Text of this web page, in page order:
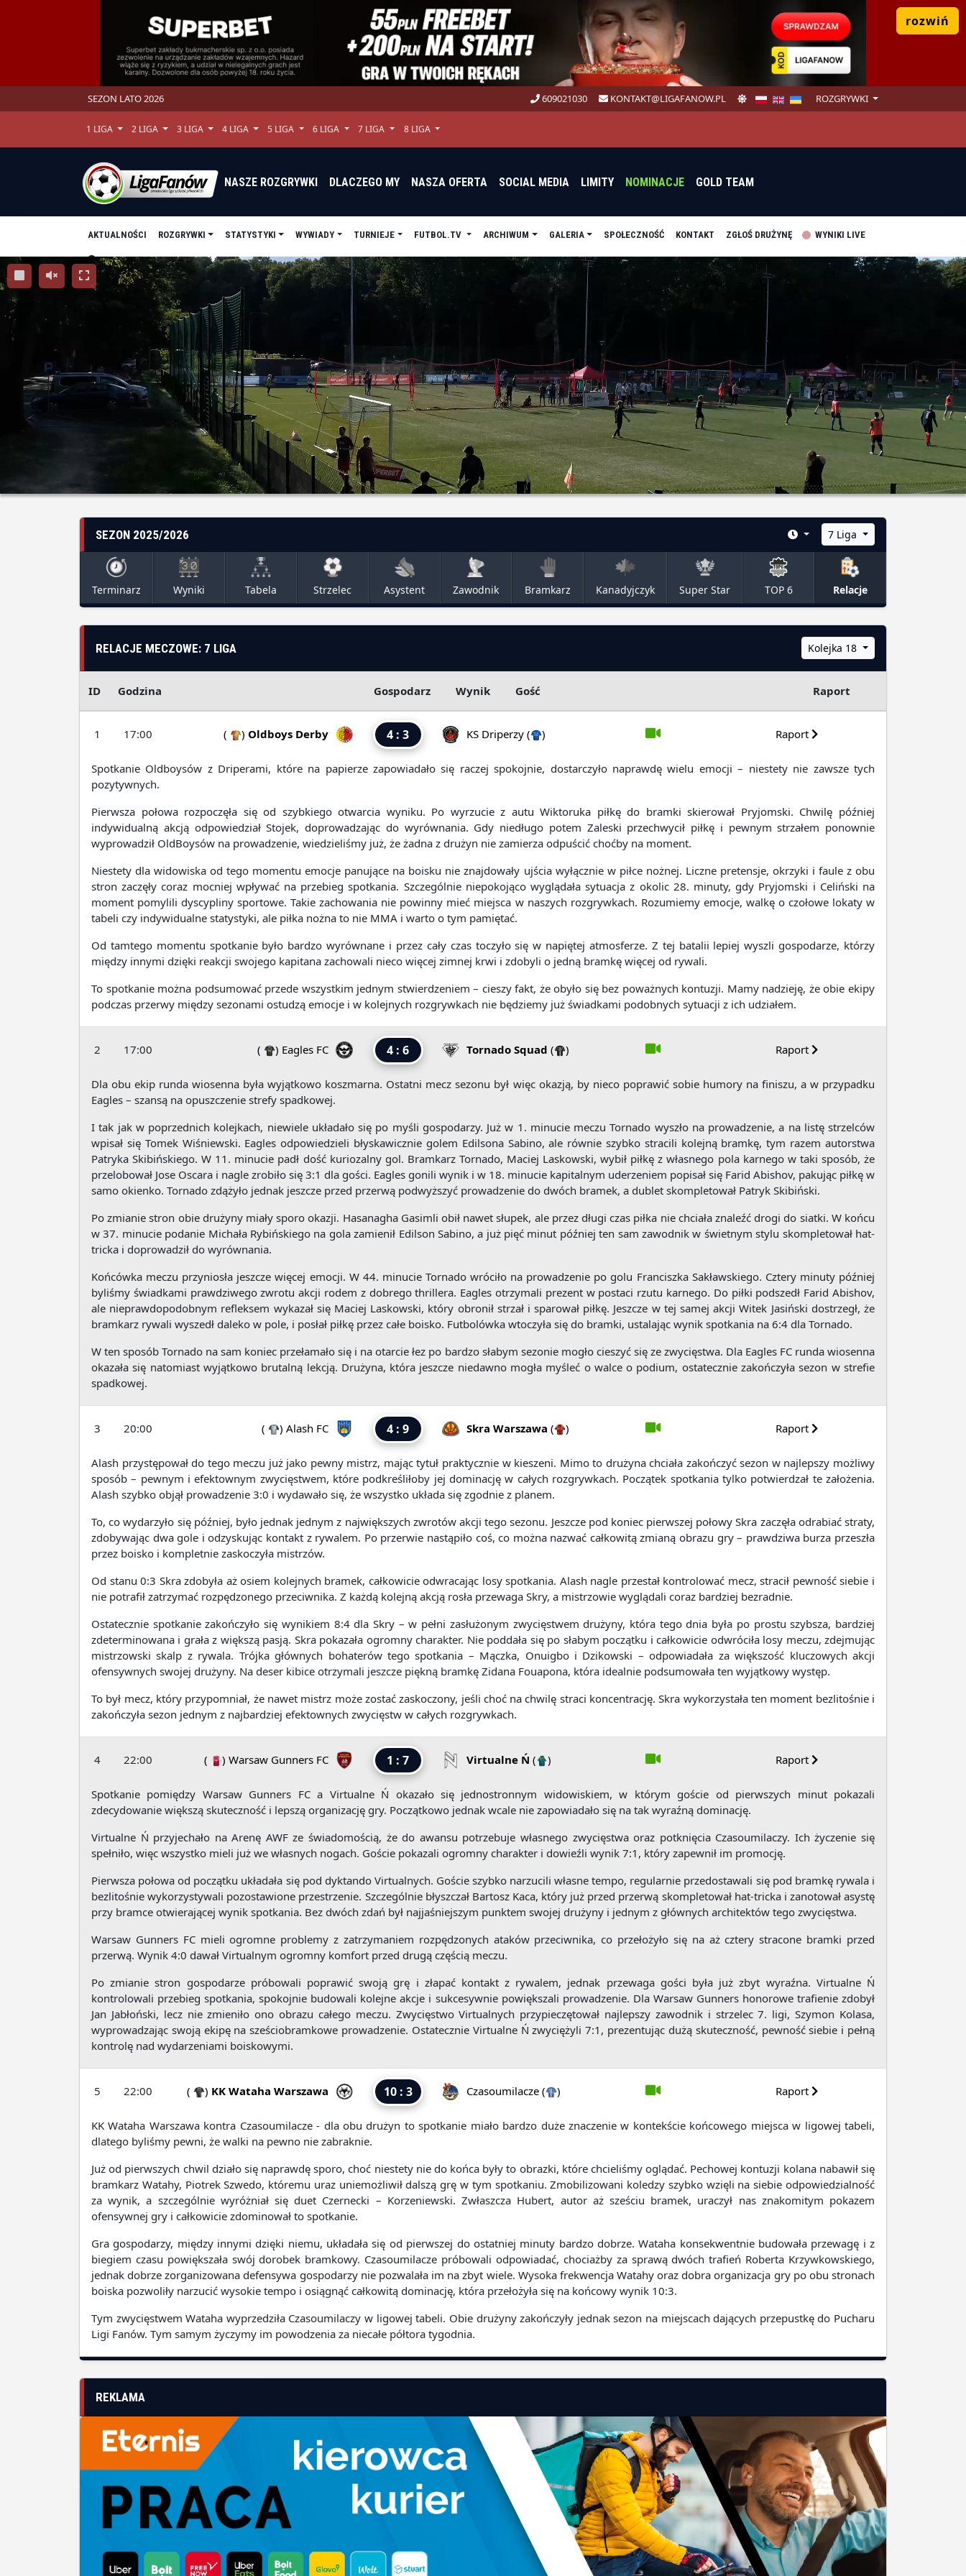
rozwiń
SEZON LATO 2026 609021030 KONTAKT@LIGAFANOW.PL ROZGRYWKI
1 LIGA 2 LIGA 3 LIGA 4 LIGA 5 LIGA 6 LIGA 7 LIGA 8 LIGA
NASZE ROZGRYWKI DLACZEGO MY NASZA OFERTA SOCIAL MEDIA LIMITY NOMINACJE GOLD TEAM
AKTUALNOŚCI ROZGRYWKI STATYSTYKI WYWIADY TURNIEJE FUTBOL.TV ARCHIWUM GALERIA SPOŁECZNOŚĆ KONTAKT ZGŁOŚ DRUŻYNĘ WYNIKI LIVE
SEZON 2025/2026 7 Liga
Terminarz Wyniki Tabela Strzelec Asystent Zawodnik Bramkarz Kanadyjczyk Super Star TOP 6 Relacje
RELACJE MECZOWE: 7 LIGA Kolejka 18
ID Godzina Gospodarz Wynik Gość Raport
1 17:00 ( ) Oldboys Derby 4 : 3 KS Driperzy( ) Raport
Spotkanie Oldboysów z Driperami, które na papierze zapowiadało się raczej spokojnie, dostarczyło naprawdę wielu emocji – niestety nie zawsze tych
pozytywnych.
Pierwsza połowa rozpoczęła się od szybkiego otwarcia wyniku. Po wyrzucie z autu Wiktoruka piłkę do bramki skierował Pryjomski. Chwilę później
indywidualną akcją odpowiedział Stojek, doprowadzając do wyrównania. Gdy niedługo potem Zaleski przechwycił piłkę i pewnym strzałem ponownie
wyprowadził OldBoysów na prowadzenie, wiedzieliśmy już, że żadna z drużyn nie zamierza odpuścić choćby na moment.
Niestety dla widowiska od tego momentu emocje panujące na boisku nie znajdowały ujścia wyłącznie w piłce nożnej. Liczne pretensje, okrzyki i faule z obu
stron zaczęły coraz mocniej wpływać na przebieg spotkania. Szczególnie niepokojąco wyglądała sytuacja z okolic 28. minuty, gdy Pryjomski i Celiński na
moment pomylili dyscypliny sportowe. Takie zachowania nie powinny mieć miejsca w naszych rozgrywkach. Rozumiemy emocje, walkę o czołowe lokaty w
tabeli czy indywidualne statystyki, ale piłka nożna to nie MMA i warto o tym pamiętać.
Od tamtego momentu spotkanie było bardzo wyrównane i przez cały czas toczyło się w napiętej atmosferze. Z tej batalii lepiej wyszli gospodarze, którzy
między innymi dzięki reakcji swojego kapitana zachowali nieco więcej zimnej krwi i zdobyli o jedną bramkę więcej od rywali.
To spotkanie można podsumować przede wszystkim jednym stwierdzeniem – cieszy fakt, że obyło się bez poważnych kontuzji. Mamy nadzieję, że obie ekipy
podczas przerwy między sezonami ostudzą emocje i w kolejnych rozgrywkach nie będziemy już świadkami podobnych sytuacji z ich udziałem.
2 17:00 ( ) Eagles FC 4 : 6 Tornado Squad ( ) Raport
Dla obu ekip runda wiosenna była wyjątkowo koszmarna. Ostatni mecz sezonu był więc okazją, by nieco poprawić sobie humory na finiszu, a w przypadku
Eagles – szansą na opuszczenie strefy spadkowej.
I tak jak w poprzednich kolejkach, niewiele układało się po myśli gospodarzy. Już w 1. minucie meczu Tornado wyszło na prowadzenie, a na listę strzelców
wpisał się Tomek Wiśniewski. Eagles odpowiedzieli błyskawicznie golem Edilsona Sabino, ale równie szybko stracili kolejną bramkę, tym razem autorstwa
Patryka Skibińskiego. W 11. minucie padł dość kuriozalny gol. Bramkarz Tornado, Maciej Laskowski, wybił piłkę z własnego pola karnego w taki sposób, że
przelobował Jose Oscara i nagle zrobiło się 3:1 dla gości. Eagles gonili wynik i w 18. minucie kapitalnym uderzeniem popisał się Farid Abishov, pakując piłkę w
samo okienko. Tornado zdążyło jednak jeszcze przed przerwą podwyższyć prowadzenie do dwóch bramek, a dublet skompletował Patryk Skibiński.
Po zmianie stron obie drużyny miały sporo okazji. Hasanagha Gasimli obił nawet słupek, ale przez długi czas piłka nie chciała znaleźć drogi do siatki. W końcu
w 37. minucie podanie Michała Rybińskiego na gola zamienił Edilson Sabino, a już pięć minut później ten sam zawodnik w świetnym stylu skompletował hat-
tricka i doprowadził do wyrównania.
Końcówka meczu przyniosła jeszcze więcej emocji. W 44. minucie Tornado wróciło na prowadzenie po golu Franciszka Sakławskiego. Cztery minuty później
byliśmy świadkami prawdziwego zwrotu akcji rodem z dobrego thrillera. Eagles otrzymali prezent w postaci rzutu karnego. Do piłki podszedł Farid Abishov,
ale nieprawdopodobnym refleksem wykazał się Maciej Laskowski, który obronił strzał i sparował piłkę. Jeszcze w tej samej akcji Witek Jasiński dostrzegł, że
bramkarz rywali wyszedł daleko w pole, i posłał piłkę przez całe boisko. Futbolówka wtoczyła się do bramki, ustalając wynik spotkania na 6:4 dla Tornado.
W ten sposób Tornado na sam koniec przełamało się i na otarcie łez po bardzo słabym sezonie mogło cieszyć się ze zwycięstwa. Dla Eagles FC runda wiosenna
okazała się natomiast wyjątkowo brutalną lekcją. Drużyna, która jeszcze niedawno mogła myśleć o walce o podium, ostatecznie zakończyła sezon w strefie
spadkowej.
3 20:00 ( ) Alash FC 4 : 9 Skra Warszawa ( ) Raport
Alash przystępował do tego meczu już jako pewny mistrz, mając tytuł praktycznie w kieszeni. Mimo to drużyna chciała zakończyć sezon w najlepszy możliwy
sposób – pewnym i efektownym zwycięstwem, które podkreśliłoby jej dominację w całych rozgrywkach. Początek spotkania tylko potwierdzał te założenia.
Alash szybko objął prowadzenie 3:0 i wydawało się, że wszystko układa się zgodnie z planem.
To, co wydarzyło się później, było jednak jednym z największych zwrotów akcji tego sezonu. Jeszcze pod koniec pierwszej połowy Skra zaczęła odrabiać straty,
zdobywając dwa gole i odzyskując kontakt z rywalem. Po przerwie nastąpiło coś, co można nazwać całkowitą zmianą obrazu gry – prawdziwa burza przeszła
przez boisko i kompletnie zaskoczyła mistrzów.
Od stanu 0:3 Skra zdobyła aż osiem kolejnych bramek, całkowicie odwracając losy spotkania. Alash nagle przestał kontrolować mecz, stracił pewność siebie i
nie potrafił zatrzymać rozpędzonego przeciwnika. Z każdą kolejną akcją rosła przewaga Skry, a mistrzowie wyglądali coraz bardziej bezradnie.
Ostatecznie spotkanie zakończyło się wynikiem 8:4 dla Skry – w pełni zasłużonym zwycięstwem drużyny, która tego dnia była po prostu szybsza, bardziej
zdeterminowana i grała z większą pasją. Skra pokazała ogromny charakter. Nie poddała się po słabym początku i całkowicie odwróciła losy meczu, zdejmując
mistrzowski skalp z rywala. Trójka głównych bohaterów tego spotkania – Mączka, Onuigbo i Dzikowski – odpowiadała za większość kluczowych akcji
ofensywnych swojej drużyny. Na deser kibice otrzymali jeszcze piękną bramkę Zidana Fouapona, która idealnie podsumowała ten wyjątkowy występ.
To był mecz, który przypomniał, że nawet mistrz może zostać zaskoczony, jeśli choć na chwilę straci koncentrację. Skra wykorzystała ten moment bezlitośnie i
zakończyła sezon jednym z najbardziej efektownych zwycięstw w całych rozgrywkach.
4 22:00 ( ) Warsaw Gunners FC 1 : 7 Virtualne Ń ( ) Raport
Spotkanie pomiędzy Warsaw Gunners FC a Virtualne Ń okazało się jednostronnym widowiskiem, w którym goście od pierwszych minut pokazali
zdecydowanie większą skuteczność i lepszą organizację gry. Początkowo jednak wcale nie zapowiadało się na tak wyraźną dominację.
Virtualne Ń przyjechało na Arenę AWF ze świadomością, że do awansu potrzebuje własnego zwycięstwa oraz potknięcia Czasoumilaczy. Ich życzenie się
spełniło, więc wszystko mieli już we własnych nogach. Goście pokazali ogromny charakter i dowieźli wynik 7:1, który zapewnił im promocję.
Pierwsza połowa od początku układała się pod dyktando Virtualnych. Goście szybko narzucili własne tempo, regularnie przedostawali się pod bramkę rywala i
bezlitośnie wykorzystywali pozostawione przestrzenie. Szczególnie błyszczał Bartosz Kaca, który już przed przerwą skompletował hat-tricka i zanotował asystę
przy bramce otwierającej wynik spotkania. Bez dwóch zdań był najjaśniejszym punktem swojej drużyny i jednym z głównych architektów tego zwycięstwa.
Warsaw Gunners FC mieli ogromne problemy z zatrzymaniem rozpędzonych ataków przeciwnika, co przełożyło się na aż cztery stracone bramki przed
przerwą. Wynik 4:0 dawał Virtualnym ogromny komfort przed drugą częścią meczu.
Po zmianie stron gospodarze próbowali poprawić swoją grę i złapać kontakt z rywalem, jednak przewaga gości była już zbyt wyraźna. Virtualne Ń
kontrolowali przebieg spotkania, spokojnie budowali kolejne akcje i sukcesywnie powiększali prowadzenie. Dla Warsaw Gunners honorowe trafienie zdobył
Jan Jabłoński, lecz nie zmieniło ono obrazu całego meczu. Zwycięstwo Virtualnych przypieczętował najlepszy zawodnik i strzelec 7. ligi, Szymon Kolasa,
wyprowadzając swoją ekipę na sześciobramkowe prowadzenie. Ostatecznie Virtualne Ń zwyciężyli 7:1, prezentując dużą skuteczność, pewność siebie i pełną
kontrolę nad wydarzeniami boiskowymi.
5 22:00 ( ) KK Wataha Warszawa 10 : 3 Czasoumilacze( ) Raport
KK Wataha Warszawa kontra Czasoumilacze - dla obu drużyn to spotkanie miało bardzo duże znaczenie w kontekście końcowego miejsca w ligowej tabeli,
dlatego byliśmy pewni, że walki na pewno nie zabraknie.
Już od pierwszych chwil działo się naprawdę sporo, choć niestety nie do końca były to obrazki, które chcieliśmy oglądać. Pechowej kontuzji kolana nabawił się
bramkarz Watahy, Piotrek Szwedo, któremu uraz uniemożliwił dalszą grę w tym spotkaniu. Zmobilizowani koledzy szybko wzięli na siebie odpowiedzialność
za wynik, a szczególnie wyróżniał się duet Czernecki – Korzeniewski. Zwłaszcza Hubert, autor aż sześciu bramek, uraczył nas znakomitym pokazem
ofensywnej gry i całkowicie zdominował to spotkanie.
Gra gospodarzy, między innymi dzięki niemu, układała się od pierwszej do ostatniej minuty bardzo dobrze. Wataha konsekwentnie budowała przewagę i z
biegiem czasu powiększała swój dorobek bramkowy. Czasoumilacze próbowali odpowiadać, chociażby za sprawą dwóch trafień Roberta Krzywkowskiego,
jednak dobrze zorganizowana defensywa gospodarzy nie pozwalała im na zbyt wiele. Wysoka frekwencja Watahy oraz dobra organizacja gry po obu stronach
boiska pozwoliły narzucić wysokie tempo i osiągnąć całkowitą dominację, która przełożyła się na końcowy wynik 10:3.
Tym zwycięstwem Wataha wyprzedziła Czasoumilaczy w ligowej tabeli. Obie drużyny zakończyły jednak sezon na miejscach dających przepustkę do Pucharu
Ligi Fanów. Tym samym życzymy im powodzenia za niecałe półtora tygodnia.
REKLAMA